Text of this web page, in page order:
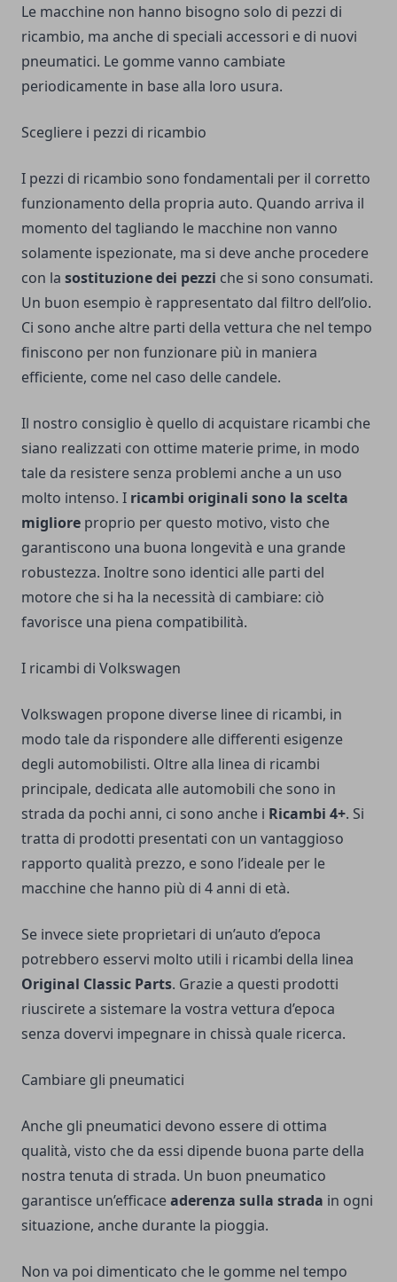
Le macchine non hanno bisogno solo di pezzi di
ricambio, ma anche di speciali accessori e di nuovi
pneumatici. Le gomme vanno cambiate
periodicamente in base alla loro usura.
Scegliere i pezzi di ricambio
I pezzi di ricambio sono fondamentali per il corretto
funzionamento della propria auto. Quando arriva il
momento del tagliando le macchine non vanno
solamente ispezionate, ma si deve anche procedere
con la sostituzione dei pezzi che si sono consumati.
Un buon esempio è rappresentato dal filtro dell’olio.
Ci sono anche altre parti della vettura che nel tempo
finiscono per non funzionare più in maniera
efficiente, come nel caso delle candele.
Il nostro consiglio è quello di acquistare ricambi che
siano realizzati con ottime materie prime, in modo
tale da resistere senza problemi anche a un uso
molto intenso. I ricambi originali sono la scelta
migliore proprio per questo motivo, visto che
garantiscono una buona longevità e una grande
robustezza. Inoltre sono identici alle parti del
motore che si ha la necessità di cambiare: ciò
favorisce una piena compatibilità.
I ricambi di Volkswagen
Volkswagen propone diverse linee di ricambi, in
modo tale da rispondere alle differenti esigenze
degli automobilisti. Oltre alla linea di ricambi
principale, dedicata alle automobili che sono in
strada da pochi anni, ci sono anche i Ricambi 4+. Si
tratta di prodotti presentati con un vantaggioso
rapporto qualità prezzo, e sono l’ideale per le
macchine che hanno più di 4 anni di età.
Se invece siete proprietari di un’auto d’epoca
potrebbero esservi molto utili i ricambi della linea
Original Classic Parts. Grazie a questi prodotti
riuscirete a sistemare la vostra vettura d’epoca
senza dovervi impegnare in chissà quale ricerca.
Cambiare gli pneumatici
Anche gli pneumatici devono essere di ottima
qualità, visto che da essi dipende buona parte della
nostra tenuta di strada. Un buon pneumatico
garantisce un’efficaceaderenza sulla strada in ogni
situazione, anche durante la pioggia.
Non va poi dimenticato che le gomme nel tempo